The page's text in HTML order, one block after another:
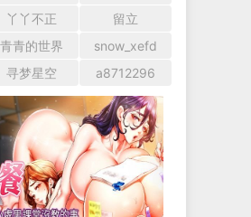
丫丫不正
留立
青青的世界
snow_xefd
寻梦星空 a8712296